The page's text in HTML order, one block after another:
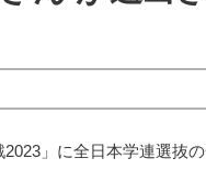
」に全日本学連選抜